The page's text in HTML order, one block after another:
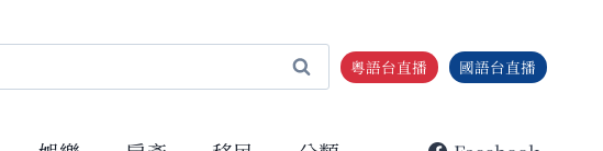
粵語台直播 國語台直播